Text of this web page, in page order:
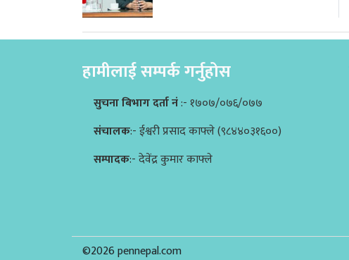
हामीलाई सम्पर्क गर्नुहोस
सुचना बिभाग दर्ता नं:- १७०७/०७६/०७७
संचालक:- ईश्वरी प्रसाद काफ्ले (९८४४०३१६००)
सम्पादक:- देवेंद्र कुमार काफ्ले
©2026 pennepal.com